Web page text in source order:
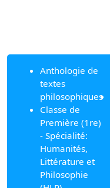
Anthologie de
textes
philosophiques
Classe de
Première (1re)
- Spécialité:
Humanités,
Littérature et
Philosophie